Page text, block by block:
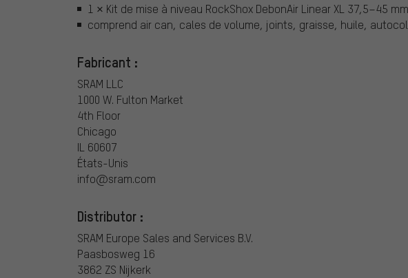
1 × Kit de mise à niveau RockShox DebonAir Linear XL 37,5–45
comprend air can, cales de volume, joints, graisse, huile,
Fabricant :
SRAM LLC
1000 W. Fulton Market
4th Floor
Chicago
IL 60607
États-Unis
info@sram.com
Distributor :
SRAM Europe Sales and Services B.V.
Paasbosweg 16
3862 ZS Nijkerk